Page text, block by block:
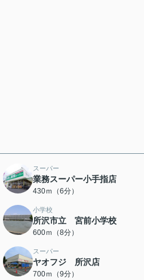
スーパー
業務スーパー小手指店
430ｍ（6分）
小学校
所沢市立 宮前小学校
600ｍ（8分）
スーパー
ヤオフジ 所沢店
700ｍ（9分）